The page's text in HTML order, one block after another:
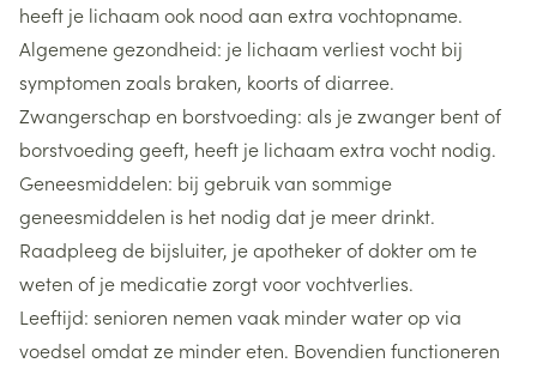
heeft je lichaam ook nood aan extra vochtopname.
Algemene gezondheid: je lichaam verliest vocht bij
symptomen zoals braken, koorts of diarree.
Zwangerschap en borstvoeding: als je zwanger bent of
borstvoeding geeft, heeft je lichaam extra vocht nodig.
Geneesmiddelen: bij gebruik van sommige
geneesmiddelen is het nodig dat je meer drinkt.
Raadpleeg de bijsluiter, je apotheker of dokter om te
weten of je medicatie zorgt voor vochtverlies.
Leeftijd: senioren nemen vaak minder water op via
voedsel omdat ze minder eten. Bovendien functioneren